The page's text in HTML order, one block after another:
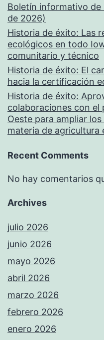
Boletín informativo de
de 2026)
Historia de éxito: Las
ecológicos en todo
comunitario y técnico
Historia de éxito: El
hacia la certificación
Historia de éxito:
colaboraciones con el
Oeste para ampliar
materia de agricultura
Recent Comments
No hay comentarios
Archives
julio 2026
junio 2026
mayo 2026
abril 2026
marzo 2026
febrero 2026
enero 2026